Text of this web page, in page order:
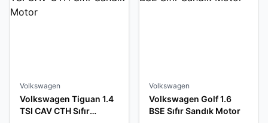
Volkswagen
Volkswagen Tiguan 1.4
TSI CAV CTH Sıfır
Volkswagen
Volkswagen Golf 1.6
BSE Sıfır Sandık Motor